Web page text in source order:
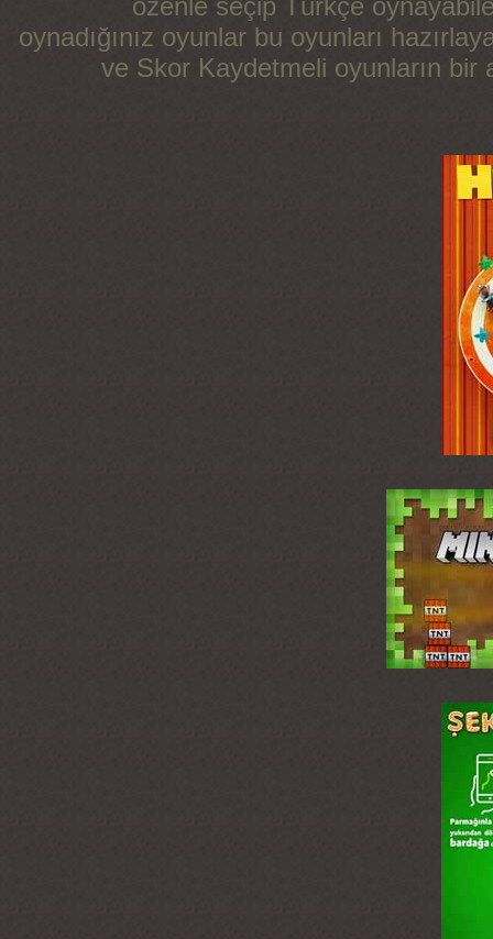
özenle seçip Türkçe
oynadığınız oyunlar bu oyunları
ve Skor Kaydetmeli oyunların bir